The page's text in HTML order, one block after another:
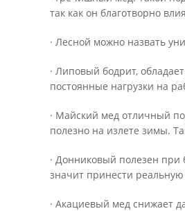
так как он благотворно
· Лесной можно назвать
· Липовый бодрит,
постоянные нагрузки на
· Майский мед отличный
полезно на излете зимы.
· Донниковый полезен при
значит принести реальную
· Акациевый мед снижает